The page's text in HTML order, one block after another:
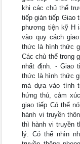
khi các chủ thể
tiếp gián tiếp Giao
phương tiện kỹ H
vào quy cách
thức là hình thức
Các chủ thể trong
nhất định. - Giao
thức là hình thức
mà dựa vào tính
hứng thú, cảm
giao tiếp Có thể
hành vi truyền
thì hành vi truyền
lý. Có thể nhìn